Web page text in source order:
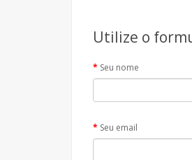
Utilize o
Seu nome
Seu email